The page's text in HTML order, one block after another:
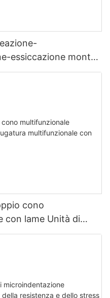
essiccazione montati
cono
con lame Unità di
con lame